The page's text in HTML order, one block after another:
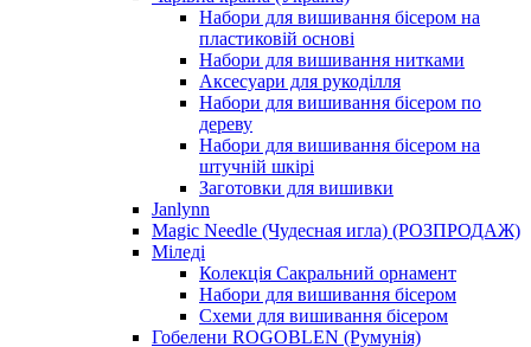
Набори для вишивання бісером на
пластиковій основі
Набори для вишивання нитками
Аксесуари для рукоділля
Набори для вишивання бісером по
дереву
Набори для вишивання бісером на
штучній шкірі
Заготовки для вишивки
Janlynn
Magic Needle (Чудесная игла) (РОЗПРОДАЖ)
Міледі
Колекція Сакральний орнамент
Набори для вишивання бісером
Схеми для вишивання бісером
Гобелени ROGOBLEN (Румунія)